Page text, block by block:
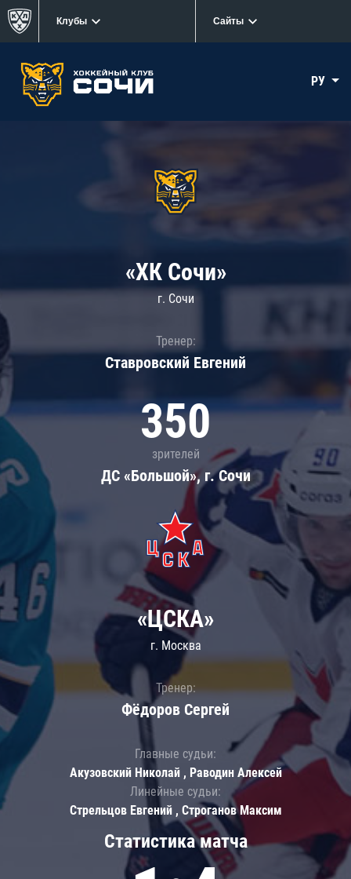
Клубы Сайты
РУ
«ХК Сочи»
г. Сочи
Тренер:
Ставровский Евгений
350
зрителей
ДС «Большой», г. Сочи
Статистика матча
«ЦСКА»
г. Москва
Тренер:
Фёдоров Сергей
Главные судьи:
Акузовский Николай , Раводин Алексей
Линейные судьи:
Стрельцов Евгений , Строганов Максим